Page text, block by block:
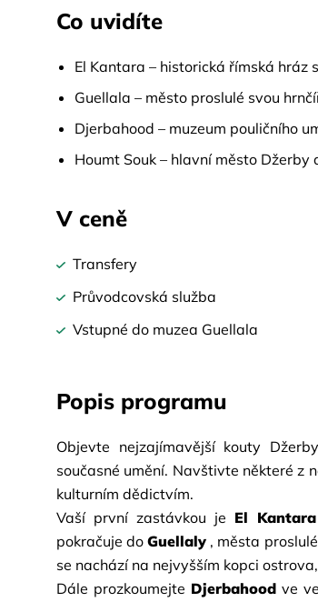
Co uvidíte
El Kantara – historická římská hráz
Guellala – město proslulé svou
Djerbahood – muzeum pouličního
Houmt Souk – hlavní město
V ceně
Transfery
Průvodcovská služba
Vstupné do muzea Guellala
Popis programu
Objevte nejzajímavější kouty
současné umění. Navštivte některé z
kulturním dědictvím.
Vaší první zastávkou je El Kantara
pokračuje do Guellaly , města
se nachází na nejvyšším kopci
Dále prozkoumejte Djerbahood ve